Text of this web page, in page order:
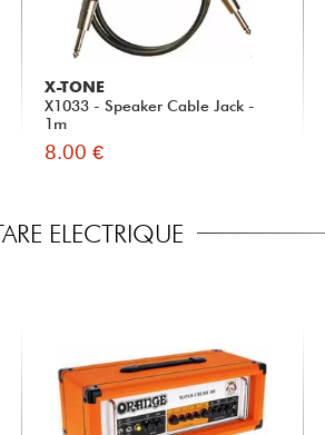
X-TONE
X1033 - Speaker Cable Jack -
1m
8.00 €
ELECTRIQUE